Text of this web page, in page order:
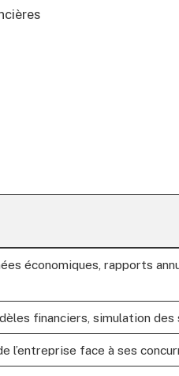
économiques, rapports
financiers, simulation des
l’entreprise face à ses